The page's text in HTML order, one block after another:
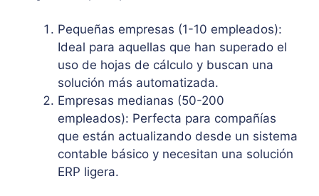
Pequeñas empresas (1-10 empleados):
Ideal para aquellas que han superado el
uso de hojas de cálculo y buscan una
solución más automatizada.
Empresas medianas (50-200
empleados): Perfecta para compañías
que están actualizando desde un sistema
contable básico y necesitan una solución
ERP ligera.